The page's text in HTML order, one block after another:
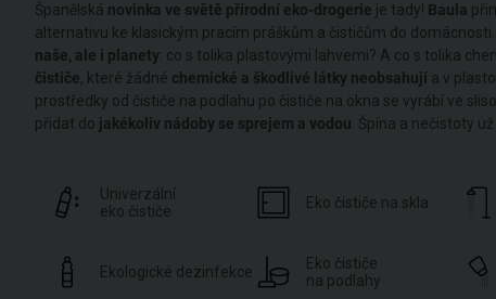
Španělská novinka ve světě přírodní eko-drogerie je tady! Baula
alternativu ke klasickým pracím práškům a čističům do domácnosti.
naše, ale i planety: co s tolika plastovými lahvemi? A co s tolika
čističe, které žádné chemické a škodlivé látky neobsahují a v
prostředky od čističe na podlahu po čističe na okna se vyrábí ve
přidat do jakékoliv nádoby se sprejem a vodou . Špína a nečistoty
Univerzální
eko čističe
Eko čističe na skla
Ekologické dezinfekce
Eko čističe
na podlahy